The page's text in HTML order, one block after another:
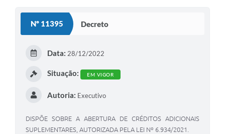
Nº 11395 Decreto
Data: 28/12/2022
Situação: EM VIGOR
Autoria: Executivo
DISPÕE SOBRE A ABERTURA DE CRÉDITOS ADICIONAIS
SUPLEMENTARES, AUTORIZADA PELA LEI Nº 6.934/2021.